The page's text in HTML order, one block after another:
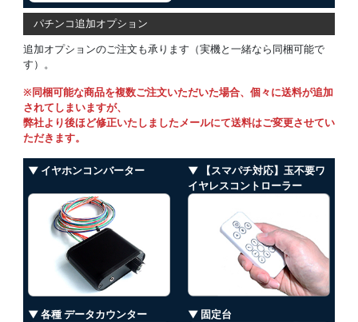
パチンコ追加オプション
追加オプションのご注文も承ります（実機と一緒なら同梱可能で
す）。
※同梱可能な商品を複数ご注文いただいた場合、個々に送料が追加
されてしまいますが、
弊社より後ほど修正いたしましたメールにて送料はご変更させてい
ただきます。
▼ イヤホンコンバーター
▼ 【スマパチ対応】玉不要ワ
イヤレスコントローラー
▼ 各種 データカウンター ▼ 固定台